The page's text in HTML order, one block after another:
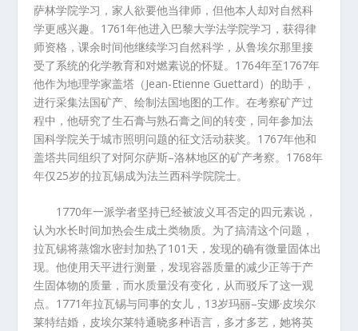
萨林学院学习，家人欲要他当律师，但他本人却对自然科
学更感兴趣。 1761年他进入巴黎大学法学院学习，获得律
师资格，课余时间他继续学习自然科学，从鲁埃尔那里接
受了系统的化学教育和对燃素说的怀疑。 1764年至1767年
他作为地理学家盖塔（ Jean-Etienne Guettard）的助手，
进行采集法国矿产、绘制法国地图的工作。在考察矿产过
程中，他研究了生石膏与熟石膏之间的转变，同年参加法
国科学院关于城市照明问题的征文活动获奖。 1767年他和
盖塔共同组织了对阿尔萨斯–洛林地区的矿产考察。 1768年
年仅25岁的拉瓦锡成为法兰西科学院院士。
1770年一派学者坚持已经被波义耳否定的四元素说，
认为水长时间加热会生成土类物质。为了搞清这个问题，
拉瓦锡将蒸馏水密封加热了101 天，发现的确有微量固体出
现。他使用天平进行测量，发现容器质量的减少正等于产
生固体物的质量，而水质量没有变化，从而驳斥了这一观
点。 1771年拉瓦锡与同事的女儿， 13岁玛丽–安娜·皮埃尔
莱特结婚，皮埃尔莱特通晓多种语言，多才多艺，她将英